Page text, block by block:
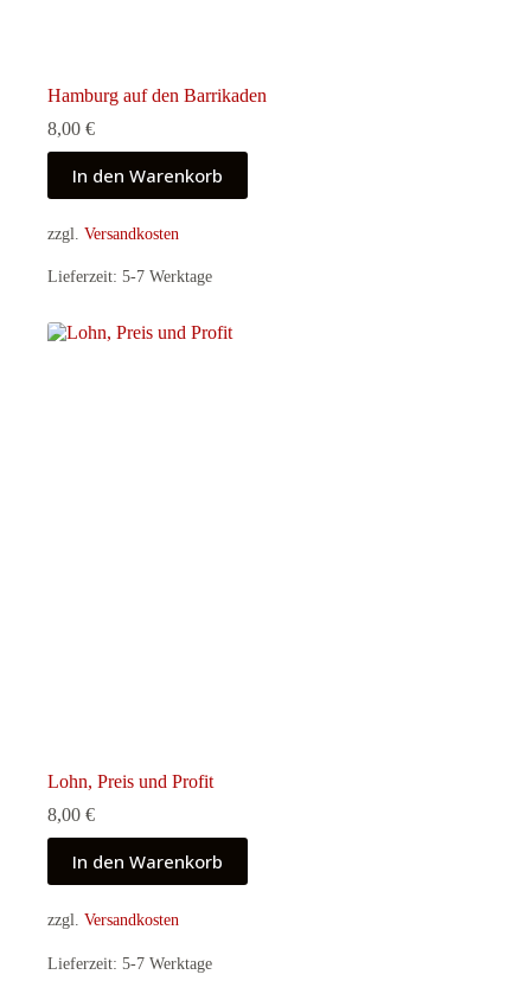
Hamburg auf den Barrikaden
8,00 €
In den Warenkorb
zzgl. Versandkosten
Lieferzeit: 5-7 Werktage
Lohn, Preis und Profit
8,00 €
In den Warenkorb
zzgl. Versandkosten
Lieferzeit: 5-7 Werktage